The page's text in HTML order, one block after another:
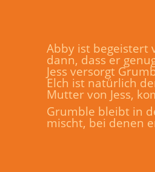
Abby ist begeistert
dann, dass er
Jess versorgt
Elch ist natürlich
Mutter von Jess,
Grumble bleibt in
mischt, bei denen